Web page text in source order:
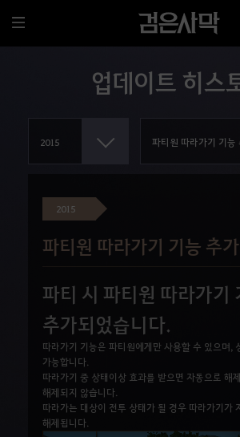
전
체
업데이트 히스
2015
파티원 따라가기 기능 추가
파티 시 파티원 따라가기
추가되었습니다.
따라가기 기능은 파티원에게만 사용할 수 있으며,
가능합니다.
따라가기 중 상태이상 효과를 받으면 자동으로 해
해제되지 않습니다.
따라가는 대상이 전투 상태가 될 경우 따라가기가
해제됩니다.